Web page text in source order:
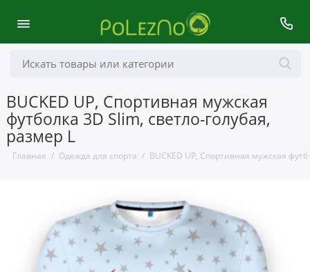
BUCKED UP, Спортивная мужская
футболка 3D Slim, светло-голубая,
размер L
Главная Одежда для спорта BUCKED UP, Спортивная мужская